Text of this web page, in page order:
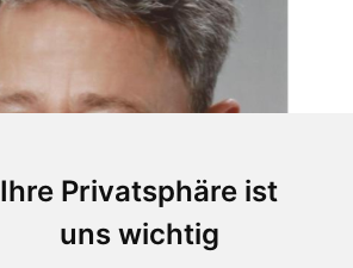
Ihre Privatsphäre ist
uns wichtig